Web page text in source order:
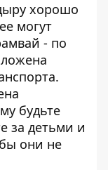
хорошо
могут
- по
будьте
за детьми и
они не